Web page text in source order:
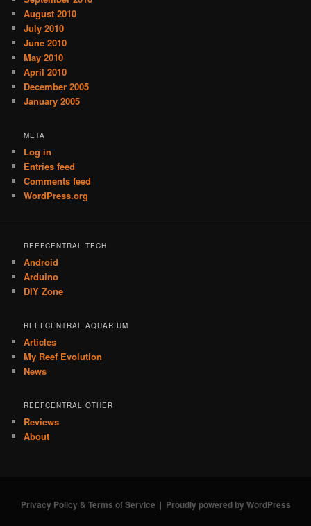
August 2010
July 2010
June 2010
May 2010
April 2010
December 2005
January 2005
META
Log in
Entries feed
Comments feed
WordPress.org
REEFCENTRAL TECH
Android
Arduino
DIY Zone
REEFCENTRAL AQUARIUM
Articles
My Reef Evolution
News
REEFCENTRAL OTHER
Reviews
About
Privacy Policy & Terms of Service Proudly powered by WordPress